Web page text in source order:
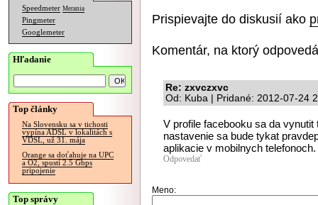
Speedmeter Merania
Pingmeter
Googlemeter
Hľadanie
Top články
Na Slovensku sa v tichosti
vypína ADSL v lokalitách s
VDSL, už 31. mája
Orange sa doťahuje na UPC
a O2, spustí 2.5 Gbps
pripojenie
Top správy
Prispievajte do diskusií ako
Komentár, na ktorý
Re: zxvczxvc
Od: Kuba | Pridané: 2012-07-24
V profile facebooku sa da
nastavenie sa bude tykat
aplikacie v mobilnych telefonoch.
Odpovedať
Meno: